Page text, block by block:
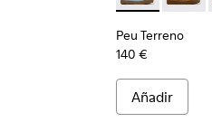
Peu Terreno
140 €
Añadir